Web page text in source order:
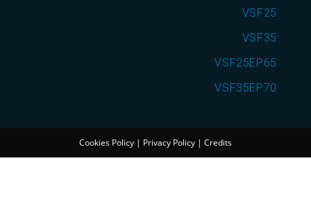
VSF25
VSF35
VSF25EP65
VSF35EP70
Cookies Policy | Privacy Policy | Credits